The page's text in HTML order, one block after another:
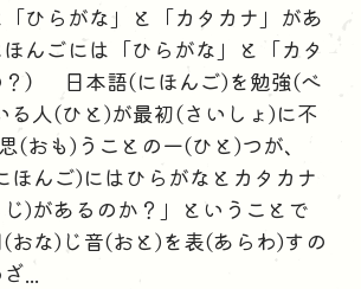
ひらがな」と「カタカナ」があ
んごには「ひらがな」と「カタ
？） 日本語(にほんご)を勉強(べ
る人(ひと)が最初(さいしょ)に不
(おも)うことの一(ひと)つが、
ほんご)にはひらがなとカタカナ
)があるのか？」ということで
おな)じ音(おと)を表(あらわ)すの
...